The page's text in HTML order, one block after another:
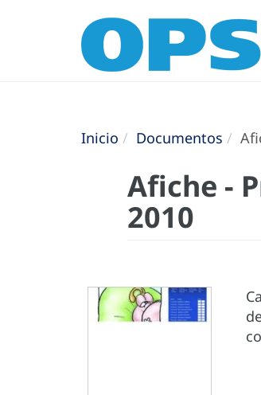
Inicio Documentos
Afiche -
2010